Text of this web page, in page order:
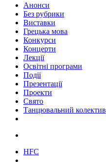
Анонси
Без рубрики
Виставки
Грецька мова
Конкурси
Концерти
Лекції
Освітні програми
Події
Презентації
Проекти
Свято
Танцювальний колектив
HFC